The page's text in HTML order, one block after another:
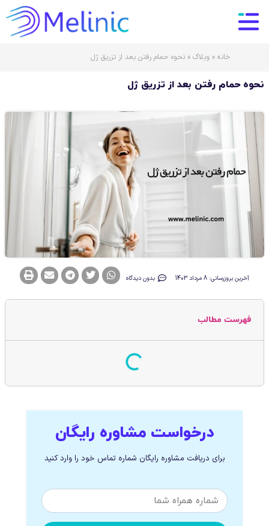
خانه » وبلاگ » نحوه حمام رفتن بعد از تزریق ژل
نحوه حمام رفتن بعد از تزریق ژل
آخرین بروزرسانی: 8 مرداد 1403 بدون دیدگاه
فهرست مطالب
درخواست مشاوره رایگان
برای دریافت مشاوره رایگان شماره تماس خود را وارد کنید